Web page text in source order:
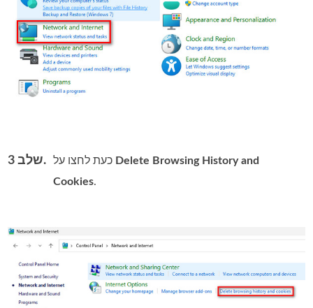
שלב 3.
Delete Browsing History and
Cookies.